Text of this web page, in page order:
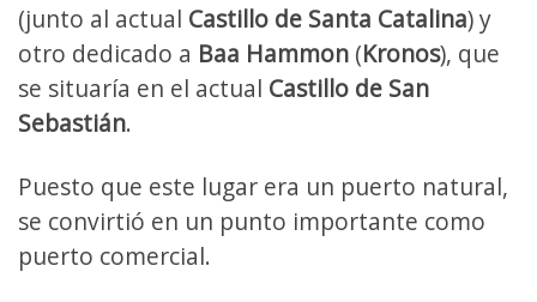
(junto al actual Castillo de Santa Catalina) y
otro dedicado a Baa Hammon (Kronos), que
se situaría en el actual Castillo de San
Sebastián.
Puesto que este lugar era un puerto natural,
se convirtió en un punto importante como
puerto comercial.